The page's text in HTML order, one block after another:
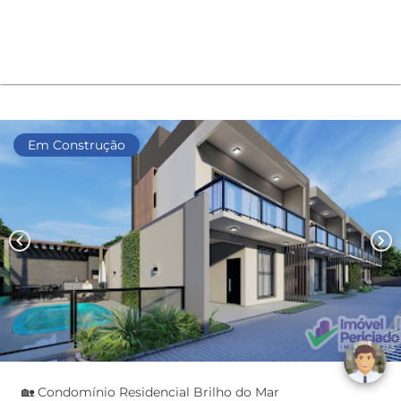
Em Construção
chevron_left chevron_right
🏡 Condomínio Residencial Brilho do Mar